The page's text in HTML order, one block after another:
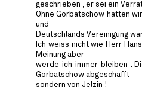
geschrieben , er sei ein
Ohne Gorbatschow hätten
und
Deutschlands Vereinigung
Ich weiss nicht wie Herr
Meinung aber
werde ich immer bleiben .
Gorbatschow abgeschafft
sondern von Jelzin !